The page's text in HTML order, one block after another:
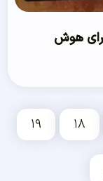
هوش
۱۸ ۱۹